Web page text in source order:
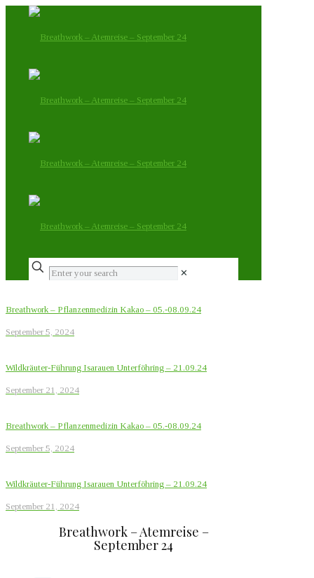
✕
Breathwork – Pflanzenmedizin Kakao – 05.-08.09.24
September 5, 2024
Wildkräuter-Führung Isarauen Unterföhring – 21.09.24
September 21, 2024
Breathwork – Pflanzenmedizin Kakao – 05.-08.09.24
September 5, 2024
Wildkräuter-Führung Isarauen Unterföhring – 21.09.24
September 21, 2024
Breathwork – Atemreise –
September 24